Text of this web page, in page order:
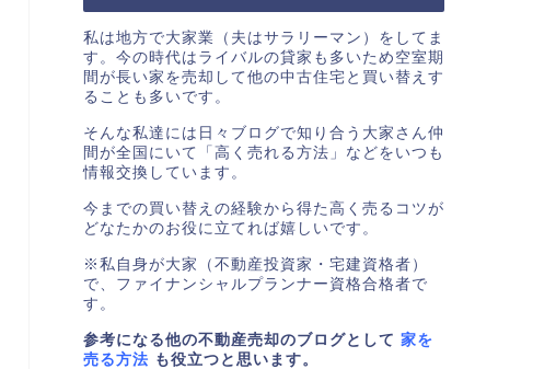
私は地方で大家業（夫はサラリーマン）をしてま
す。今の時代はライバルの貸家も多いため空室期
間が長い家を売却して他の中古住宅と買い替えす
ることも多いです。
そんな私達には日々ブログで知り合う大家さん仲
間が全国にいて「高く売れる方法」などをいつも
情報交換しています。
今までの買い替えの経験から得た高く売るコツが
どなたかのお役に立てれば嬉しいです。
※私自身が大家（不動産投資家・宅建資格者）
で、ファイナンシャルプランナー資格合格者で
す。
参考になる他の不動産売却のブログとして 家を
売る方法 も役立つと思います。